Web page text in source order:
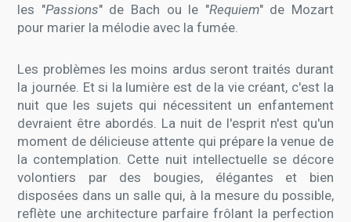
les "Passions" de Bach ou le "Requiem" de Mozart
pour marier la mélodie avec la fumée.
Les problèmes les moins ardus seront traités durant
la journée. Et si la lumière est de la vie créant, c'est la
nuit que les sujets qui nécessitent un enfantement
devraient être abordés. La nuit de l'esprit n'est qu'un
moment de délicieuse attente qui prépare la venue de
la contemplation. Cette nuit intellectuelle se décore
volontiers par des bougies, élégantes et bien
disposées dans un salle qui, à la mesure du possible,
reflète une architecture parfaire frôlant la perfection